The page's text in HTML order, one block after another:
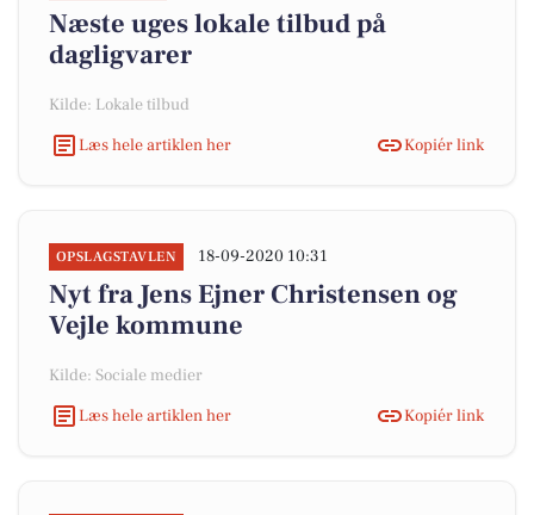
Næste uges lokale tilbud på
dagligvarer
Kilde: Lokale tilbud
Læs hele artiklen her
Kopiér link
OPSLAGSTAVLEN 18-09-2020 10:31
Nyt fra Jens Ejner Christensen og
Vejle kommune
Kilde: Sociale medier
Læs hele artiklen her
Kopiér link